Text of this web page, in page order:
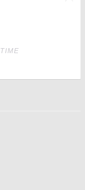
TIME